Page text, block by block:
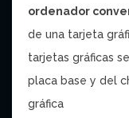
ordenador
de una tarjeta
tarjetas gráficas
placa base y del
gráfica